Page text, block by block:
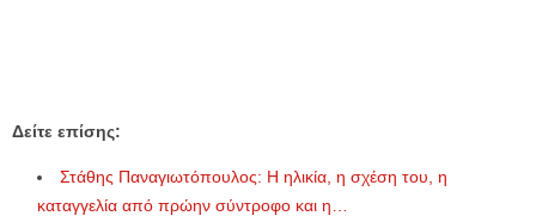
Δείτε επίσης:
Στάθης Παναγιωτόπουλος: Η ηλικία, η σχέση του, η
καταγγελία από πρώην σύντροφο και η…